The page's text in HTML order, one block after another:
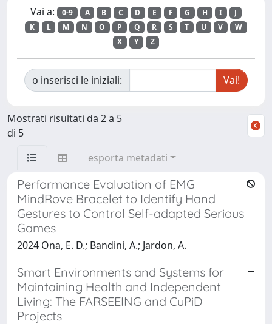
Vai a: 0-9 A B C D E F G H I
J
K
L M N O P Q R S T U V
W
X
Y Z
o inserisci le iniziali:
Mostrati risultati da 2 a 5
di 5
esporta metadati
Performance Evaluation of EMG
MindRove Bracelet to Identify Hand
Gestures to Control Self-adapted Serious
Games
2024 Ona, E. D.; Bandini, A.; Jardon, A.
Smart Environments and Systems for
Maintaining Health and Independent
Living: The FARSEEING and CuPiD
Projects